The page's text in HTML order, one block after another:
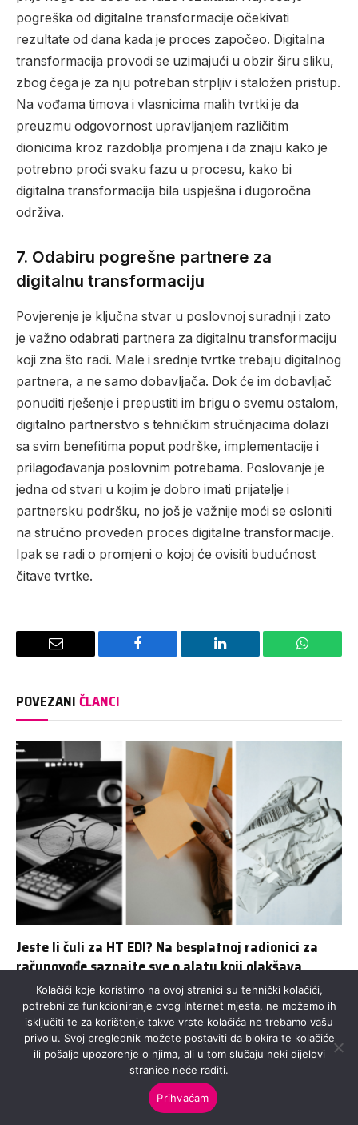
pogreška od digitalne transformacije očekivati
rezultate od dana kada je proces započeo. Digitalna
transformacija provodi se uzimajući u obzir širu sliku,
zbog čega je za nju potreban strpljiv i staložen pristup.
Na vođama timova i vlasnicima malih tvrtki je da
preuzmu odgovornost upravljanjem različitim
dionicima kroz razdoblja promjena i da znaju kako je
potrebno proći svaku fazu u procesu, kako bi
digitalna transformacija bila uspješna i dugoročna
održiva.
7. Odabiru pogrešne partnere za
digitalnu transformaciju
Povjerenje je ključna stvar u poslovnoj suradnji i zato
je važno odabrati partnera za digitalnu transformaciju
koji zna što radi. Male i srednje tvrtke trebaju digitalnog
partnera, a ne samo dobavljača. Dok će im dobavljač
ponuditi rješenje i prepustiti im brigu o svemu ostalom,
digitalno partnerstvo s tehničkim stručnjacima dolazi
sa svim benefitima poput podrške, implementacije i
prilagođavanja poslovnim potrebama. Poslovanje je
jedna od stvari u kojim je dobro imati prijatelje i
partnersku podršku, no još je važnije moći se osloniti
na stručno proveden proces digitalne transformacije.
Ipak se radi o promjeni o kojoj će ovisiti budućnost
čitave tvrtke.
Email Facebook LinkedIn
POVEZANIČLANCI
Jeste li čuli za HT EDI? Na besplatnoj radionici za
računovođe saznajte sve o alatu koji olakšava
Fiskalizaciju 2.0
Kolačići koje koristimo na ovoj stranici su tehnički kolačići,
potrebni za funkcioniranje ovog Internet mjesta, ne možemo ih
isključiti te za korištenje takve vrste kolačića ne trebamo vašu
privolu. Svoj preglednik možete postaviti da blokira te kolačiće
ili pošalje upozorenje o njima, ali u tom slučaju neki dijelovi
stranice neće raditi.
Prihvaćam